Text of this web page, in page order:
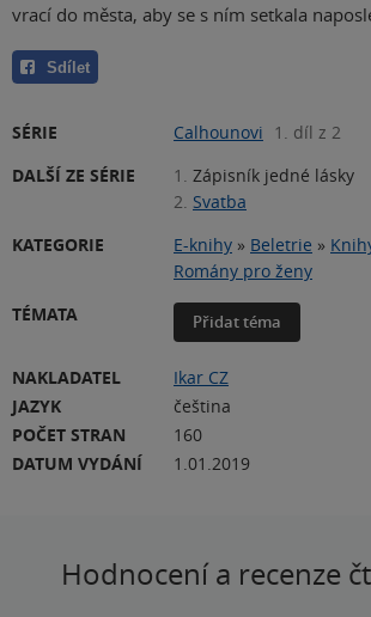
vrací do města, aby se s ním setkala
Sdílet
SÉRIE Calhounovi 1. díl z 2
DALŠÍ ZE SÉRIE
1. Zápisník jedné lásky
2. Svatba
KATEGORIE
E-knihy » Beletrie »
Romány pro ženy
TÉMATA
Přidat téma
NAKLADATEL
Ikar CZ
JAZYK
čeština
POČET STRAN
160
DATUM VYDÁNÍ
1.01.2019
Hodnocení a recenze